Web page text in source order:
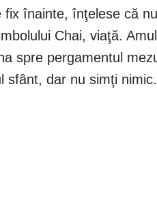
înainte, înţelese că
Chai, viaţă.
spre pergamentul
sfânt, dar nu simţi